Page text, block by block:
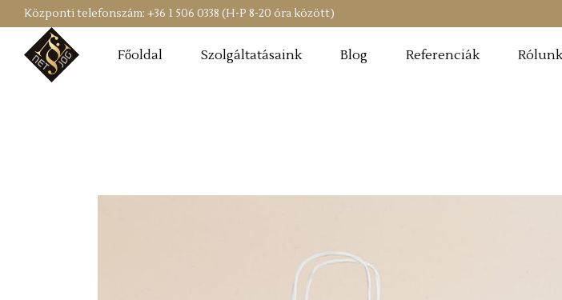
Központi telefonszám: +36 1 506 0338 (H-P 8-20 óra között)
Főoldal Szolgáltatásaink Blog Referenciák Rólunk